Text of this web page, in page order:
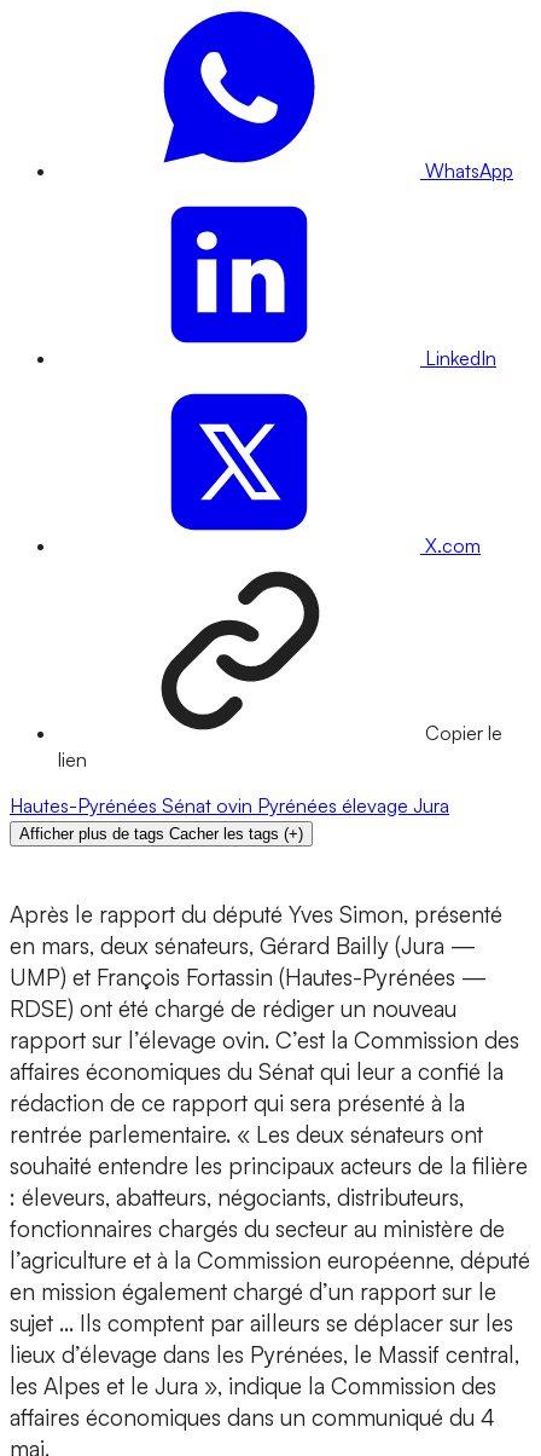
WhatsApp
LinkedIn
X.com
Copier le
lien
Hautes-Pyrénées Sénat ovin Pyrénées élevage Jura
Afficher plus de tags Cacher les tags (+)
Après le rapport du député Yves Simon, présenté
en mars, deux sénateurs, Gérard Bailly (Jura —
UMP) et François Fortassin (Hautes-Pyrénées —
RDSE) ont été chargé de rédiger un nouveau
rapport sur l’élevage ovin. C’est la Commission des
affaires économiques du Sénat qui leur a confié la
rédaction de ce rapport qui sera présenté à la
rentrée parlementaire. « Les deux sénateurs ont
souhaité entendre les principaux acteurs de la filière
: éleveurs, abatteurs, négociants, distributeurs,
fonctionnaires chargés du secteur au ministère de
l’agriculture et à la Commission européenne, député
en mission également chargé d’un rapport sur le
sujet … Ils comptent par ailleurs se déplacer sur les
lieux d’élevage dans les Pyrénées, le Massif central,
les Alpes et le Jura », indique la Commission des
affaires économiques dans un communiqué du 4
mai.